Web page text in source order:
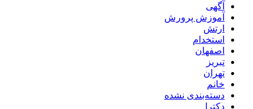
آگهی
آموزش پرورش
ارتش
استخدام
اصفهان
تبریز
تهران
خانم
دسته‌بندی نشده
دکترا